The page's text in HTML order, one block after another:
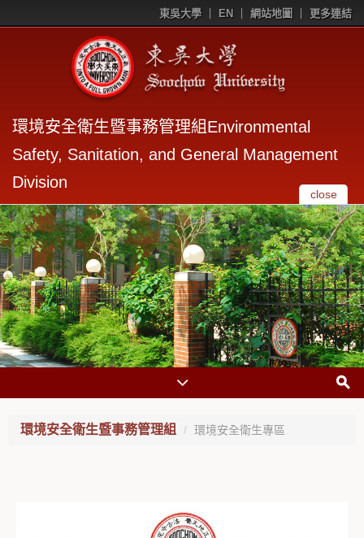
東吳大學 EN 網站地圖 更多連結
環境安全衛生暨事務管理組Environmental
Safety, Sanitation, and General Management
Division
close
環境安全衛生暨事務管理組 環境安全衛生專區